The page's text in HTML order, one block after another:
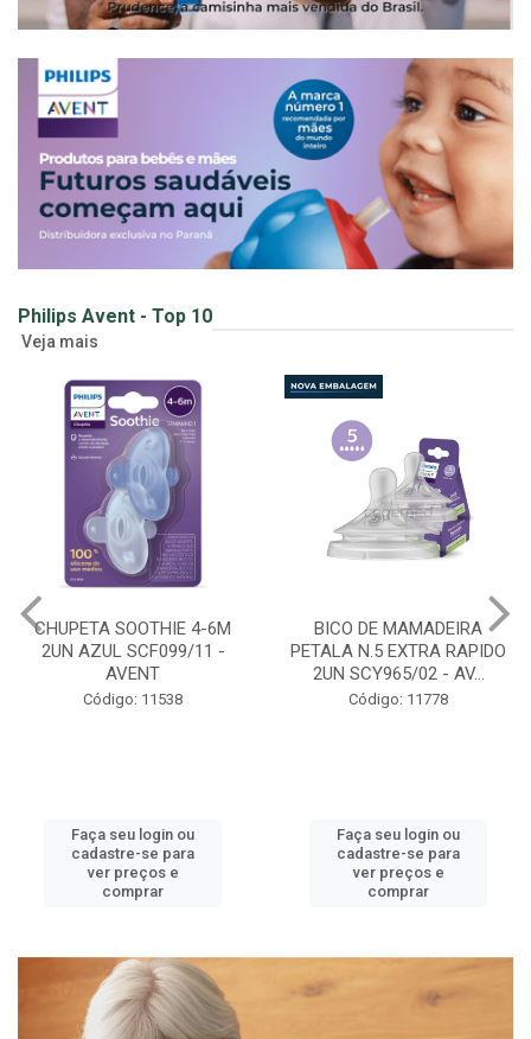
Philips Avent - Top 10
Veja mais
BICO DE MAMADEIRA
PETALA N.5 EXTRA RAPIDO
2UN SCY965/02 - AV...
Código: 11778
Faça seu login ou
cadastre-se para
ver preços e
comprar
MAMADEIRA PETALA 3-6M
260ML GIRAFA BICO 3
SCY903/66 - AVENT
Código: 11786
Faça seu login ou
cadastre-se para
ver preços e
comprar